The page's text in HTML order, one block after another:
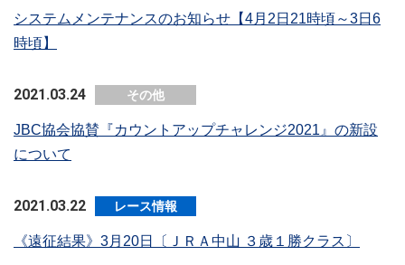
システムメンテナンスのお知らせ【4月2日21時頃～3日6
時頃】
2021.03.24 その他
JBC協会協賛『カウントアップチャレンジ2021』の新設
について
2021.03.22 レース情報
《遠征結果》3月20日〔ＪＲＡ中山 ３歳１勝クラス〕